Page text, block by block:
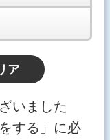
いました
する」に必